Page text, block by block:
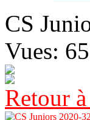
CS
Vues:
Retour